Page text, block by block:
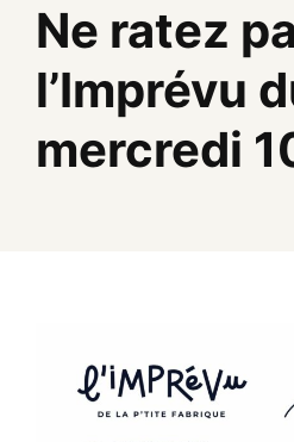
Ne ratez
l’Imprévu
mercredi